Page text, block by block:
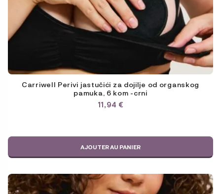
Carriwell Perivi jastučići za dojilje od organskog
pamuka, 6 kom -crni
11,94 €
AJOUTER AU PANIER